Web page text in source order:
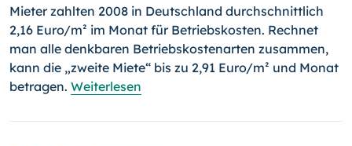
Mieter zahlten 2008 in Deutschland durchschnittlich
2,16 Euro/m² im Monat für Betriebskosten. Rechnet
man alle denkbaren Betriebskosten­arten zusammen,
kann die „zweite Miete“ bis zu 2,91 Euro/m² und Mo­nat
betragen. Weiterlesen